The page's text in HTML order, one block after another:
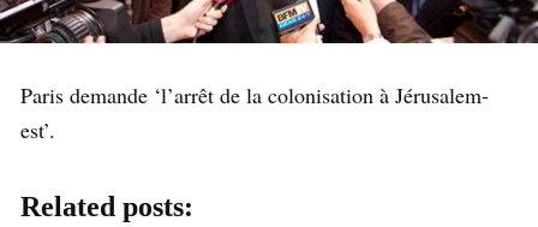
Paris demande ‘l’arrêt de la colonisation à Jérusalem-
est’.
Related posts: